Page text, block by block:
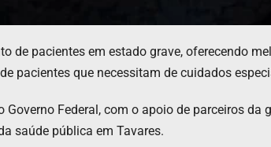
de pacientes em estado grave, oferecendo
pacientes que necessitam de cuidados
Federal, com o apoio de parceiros
saúde pública em Tavares.